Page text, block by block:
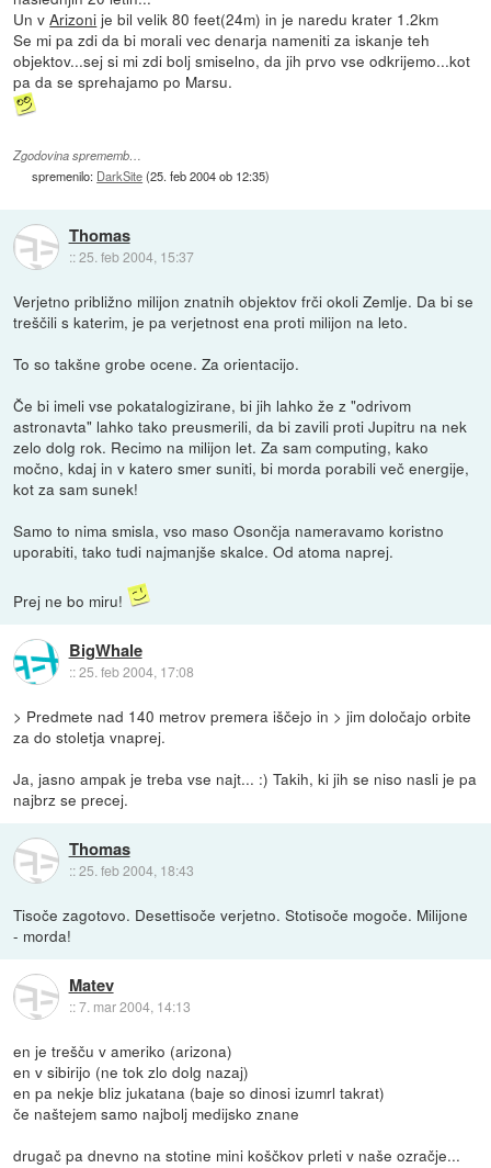
Un vArizoni je bil velik 80 feet(24m) in je naredu krater 1.2km
Se mi pa zdi da bi morali vec denarja nameniti za iskanje teh
objektov...sej si mi zdi bolj smiselno, da jih prvo vse odkrijemo...kot
pa da se sprehajamo po Marsu.
Zgodovina sprememb…
spremenilo: DarkSite(25. feb 2004 ob 12:35)
Thomas
::25. feb 2004, 15:37
Verjetno približno milijon znatnih objektov frči okoli Zemlje. Da bi se
treščili s katerim, je pa verjetnost ena proti milijon na leto.
To so takšne grobe ocene. Za orientacijo.
Če bi imeli vse pokatalogizirane, bi jih lahko že z "odrivom
astronavta" lahko tako preusmerili, da bi zavili proti Jupitru na nek
zelo dolg rok. Recimo na milijon let. Za sam computing, kako
močno, kdaj in v katero smer suniti, bi morda porabili več energije,
kot za sam sunek!
Samo to nima smisla, vso maso Osončja nameravamo koristno
uporabiti, tako tudi najmanjše skalce. Od atoma naprej.
Prej ne bo miru!
BigWhale
::25. feb 2004, 17:08
> Predmete nad 140 metrov premera iščejo in > jim določajo orbite
za do stoletja vnaprej.
Ja, jasno ampak je treba vse najt... :) Takih, ki jih se niso nasli je pa
najbrz se precej.
Thomas
::25. feb 2004, 18:43
Tisoče zagotovo. Desettisoče verjetno. Stotisoče mogoče. Milijone
- morda!
Matev
::7. mar 2004, 14:13
en je trešču v ameriko (arizona)
en v sibirijo (ne tok zlo dolg nazaj)
en pa nekje bliz jukatana (baje so dinosi izumrl takrat)
če naštejem samo najbolj medijsko znane
drugač pa dnevno na stotine mini koščkov prleti v naše ozračje...